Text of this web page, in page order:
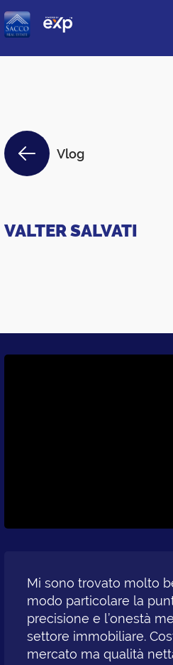
Vlog
VALTER SALVATI
Mi sono trovato molto
modo particolare la
precisione e l’onestà
settore immobiliare.
mercato ma qualità